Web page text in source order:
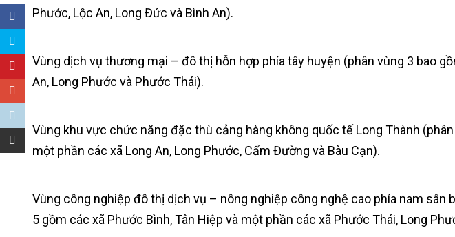
Phước, Lộc An, Long Đức và Bình An).
Vùng dịch vụ thương mại – đô thị hỗn hợp phía tây huyện (phân vùng 3 bao
An, Long Phước và Phước Thái).
Vùng khu vực chức năng đặc thù cảng hàng không quốc tế Long Thành (phân
một phần các xã Long An, Long Phước, Cẩm Đường và Bàu Cạn).
Vùng công nghiệp đô thị dịch vụ – nông nghiệp công nghệ cao phía nam sân
5 gồm các xã Phước Bình, Tân Hiệp và một phần các xã Phước Thái, Long